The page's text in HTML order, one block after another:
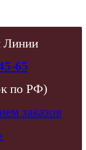
Линии
65
по РФ)
заказов